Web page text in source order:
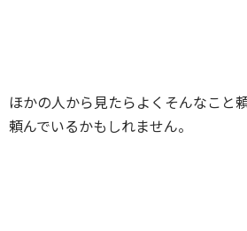
ほかの人から見たらよくそんなこと
頼んでいるかもしれません。